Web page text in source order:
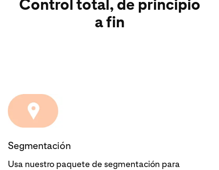
Control total, de principio
a fin
Segmentación
Usa nuestro paquete de segmentación para